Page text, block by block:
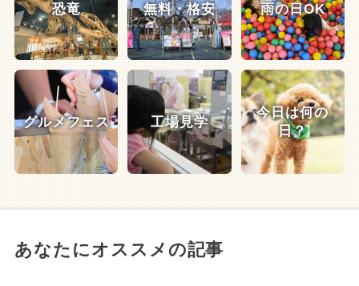
恐竜 無料・格安 雨の日OK
グルメフェス 工場見学
今日は何の
日？
あなたにオススメの記事